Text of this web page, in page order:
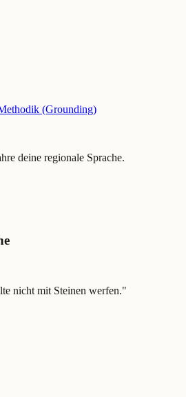
(Grounding)
deine regionale Sprache.
nicht mit Steinen werfen."